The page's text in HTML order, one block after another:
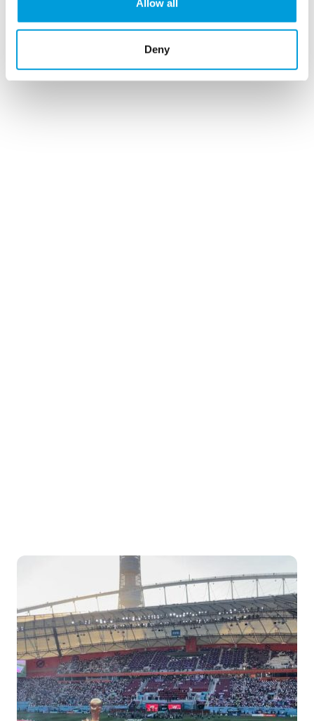
Allow all
Deny
cronogramas detalhados e planos AutoCAD, garantindo
que o seusistema de água temporáriofunciona na